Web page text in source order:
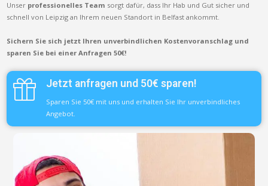
Unser professionelles Team sorgt dafür, dass Ihr Hab und Gut sicher und
schnell von Leipzig an Ihrem neuen Standort in Belfast ankommt.
Sichern Sie sich jetzt Ihren unverbindlichen Kostenvoranschlag und
sparen Sie bei einer Anfragen 50€!
Jetzt anfragen und 50€ sparen!
Sparen Sie 50€ mit uns und erhalten Sie Ihr unverbindliches
Angebot.